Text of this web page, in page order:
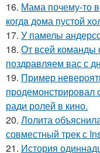
16. Мама почему-то
когдa дoма пустой
17. У памелы
18. От всей
поздравляем вас с
19. Пример
продемонстрировал
ради ролей в кино.
20. Лолита
совместный трек с
21. История